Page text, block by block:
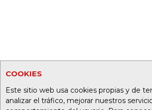
COOKIES
Este sitio web usa cookies propias y de
analizar el tráfico, mejorar nuestros